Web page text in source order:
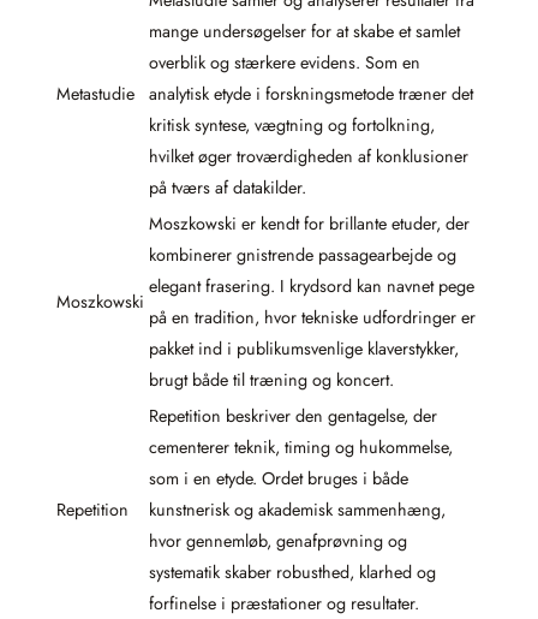
Metastudie
mange undersøgelser for at skabe et samlet
overblik og stærkere evidens. Som en
analytisk etyde i forskningsmetode træner det
kritisk syntese, vægtning og fortolkning,
hvilket øger troværdigheden af konklusioner
på tværs af datakilder.
Moszkowski
Moszkowski er kendt for brillante etuder, der
kombinerer gnistrende passagearbejde og
elegant frasering. I krydsord kan navnet pege
på en tradition, hvor tekniske udfordringer er
pakket ind i publikumsvenlige klaverstykker,
brugt både til træning og koncert.
Repetition
Repetition beskriver den gentagelse, der
cementerer teknik, timing og hukommelse,
som i en etyde. Ordet bruges i både
kunstnerisk og akademisk sammenhæng,
hvor gennemløb, genafprøvning og
systematik skaber robusthed, klarhed og
forfinelse i præstationer og resultater.